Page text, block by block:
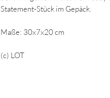
Statement-Stück im Gepäck.
Maße: 30x7x20 cm
(c) LOT